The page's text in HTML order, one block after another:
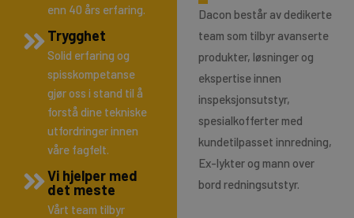
enn 40 års erfaring.
Trygghet
Solid erfaring og
spisskompetanse
gjør oss i stand til å
forstå dine tekniske
utfordringer innen
våre fagfelt.
Vi hjelper med
det meste
Vårt team tilbyr
Dacon består av dedikerte
team som tilbyr avanserte
produkter, løsninger og
ekspertise innen
inspeksjonsutstyr,
spesialkofferter med
kundetilpasset innredning,
Ex-lykter og mann over
bord redningsutstyr.